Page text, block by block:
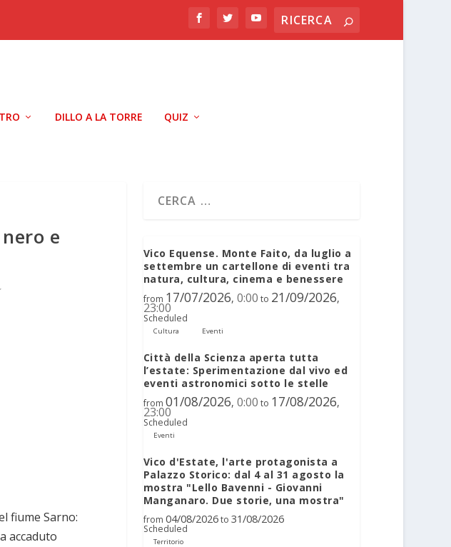
DILLO A LA TORRE QUIZ
e
fiume Sarno:
accaduto
Vico Equense. Monte Faito, da luglio a
settembre un cartellone di eventi tra
natura, cultura, cinema e benessere
from 17/07/2026, 0:00 to 21/09/2026,
23:00
Scheduled
Cultura Eventi
Città della Scienza aperta tutta
l’estate: Sperimentazione dal vivo ed
eventi astronomici sotto le stelle
from 01/08/2026, 0:00 to 17/08/2026,
23:00
Scheduled
Eventi
Vico d'Estate, l'arte protagonista a
Palazzo Storico: dal 4 al 31 agosto la
mostra "Lello Bavenni - Giovanni
Manganaro. Due storie, una mostra"
from 04/08/2026to 31/08/2026
Scheduled
Territorio